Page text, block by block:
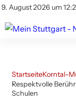
9. August 2026 um
Impressum
Branchenbuch
Werbung
StartseiteKorntal-
Respektvolle
Schulen